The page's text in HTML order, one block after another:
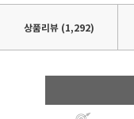
상품리뷰 (1,292)